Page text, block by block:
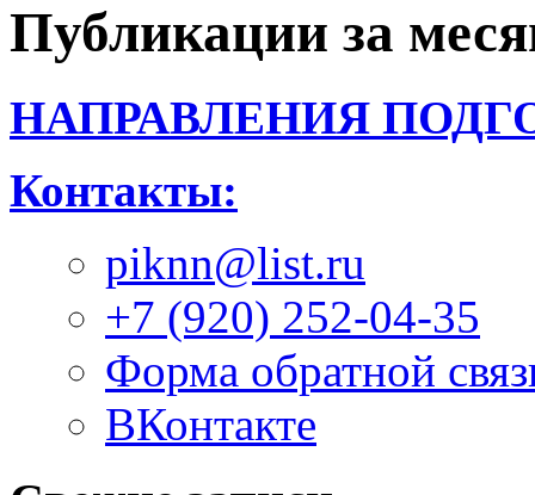
Публикации за
НАПРАВЛЕНИЯ
Контакты:
piknn@list.ru
+7 (920) 252-04-35
Форма обратной
ВКонтакте